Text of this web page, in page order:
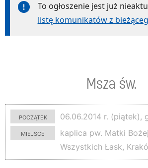
To ogłoszenie jest już
listę komunikatów z
Msza św.
początek
06.06.2014 r. (piątek),
miejsce
kaplica pw. Matki
Wszystkich Łask,